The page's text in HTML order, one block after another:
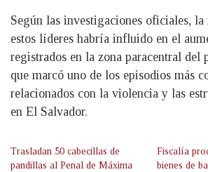
Según las investigaciones oficiales, la
estos líderes habría influido en el
registrados en la zona paracentral del
que marcó uno de los episodios más
relacionados con la violencia y las
en El Salvador.
Trasladan 50 cabecillas de
pandillas al Penal de Máxima
Fiscalía
bienes de